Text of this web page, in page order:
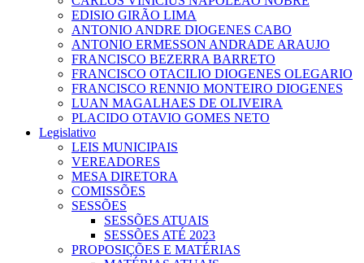
EDISIO GIRÃO LIMA
ANTONIO ANDRE DIOGENES CABO
ANTONIO ERMESSON ANDRADE ARAUJO
FRANCISCO BEZERRA BARRETO
FRANCISCO OTACILIO DIOGENES OLEGARIO
FRANCISCO RENNIO MONTEIRO DIOGENES
LUAN MAGALHAES DE OLIVEIRA
PLACIDO OTAVIO GOMES NETO
Legislativo
LEIS MUNICIPAIS
VEREADORES
MESA DIRETORA
COMISSÕES
SESSÕES
SESSÕES ATUAIS
SESSÕES ATÉ 2023
PROPOSIÇÕES E MATÉRIAS